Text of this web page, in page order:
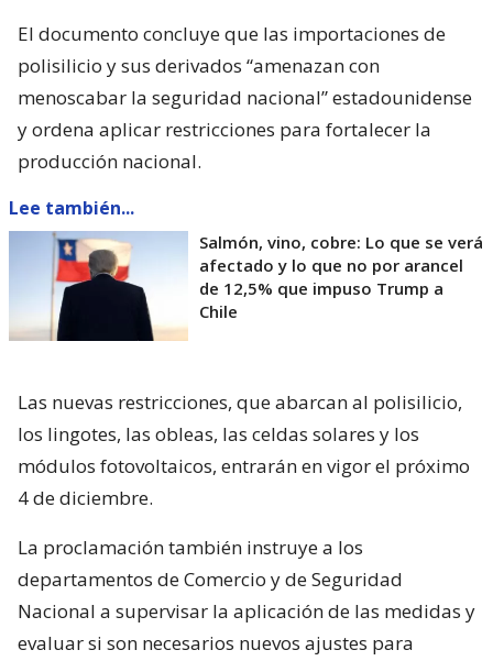
El documento concluye que las importaciones de
polisilicio y sus derivados “amenazan con
menoscabar la seguridad nacional” estadounidense
y ordena aplicar restricciones para fortalecer la
producción nacional.
Lee también...
Salmón, vino, cobre: Lo que se verá
afectado y lo que no por arancel
de 12,5% que impuso Trump a
Chile
Las nuevas restricciones, que abarcan al polisilicio,
los lingotes, las obleas, las celdas solares y los
módulos fotovoltaicos, entrarán en vigor el próximo
4 de diciembre.
La proclamación también instruye a los
departamentos de Comercio y de Seguridad
Nacional a supervisar la aplicación de las medidas y
evaluar si son necesarios nuevos ajustes para